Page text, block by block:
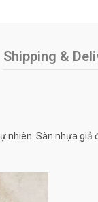
Shipping &
nhiên. Sàn nhựa